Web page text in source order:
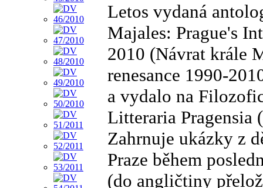
Letos vydaná
Majales: Prague's
2010 (Návrat krále
renesance 1990-
a vydalo na
Litteraria
Zahrnuje ukázky z
Praze během
(do angličtiny